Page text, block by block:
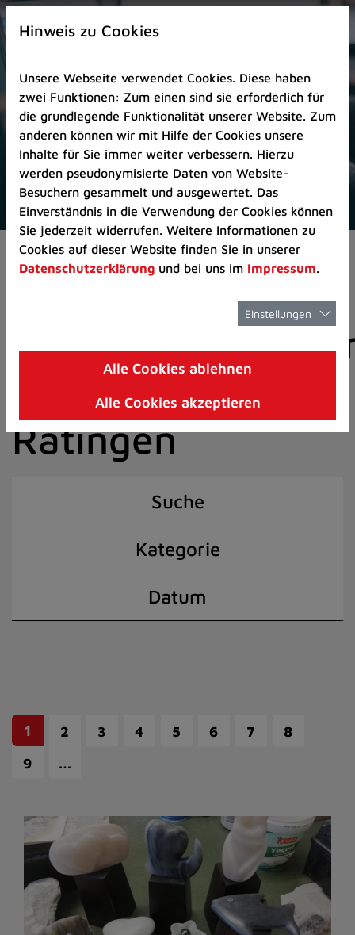
Zur
Startseite
Zum
Seitenanfang
springen
(Schnelltaste
A)
Zur
Navigation/Menü
springen
(Schnelltaste
M)
Zur
8)
I)
Aktuelles Pressemitteilungen
der Stadt
Ratingen
Suche
Kategorie
Datum
1 2 3 4 5 6 7
8
9
…
Hinweis zu Cookies
Unsere Webseite verwendet Cookies. Diese haben
zwei Funktionen: Zum einen sind sie erforderlich für
die grundlegende Funktionalität unserer Website. Zum
anderen können wir mit Hilfe der Cookies unsere
Inhalte für Sie immer weiter verbessern. Hierzu
werden pseudonymisierte Daten von Website-
Besuchern gesammelt und ausgewertet. Das
Einverständnis in die Verwendung der Cookies können
Sie jederzeit widerrufen. Weitere Informationen zu
Cookies auf dieser Website finden Sie in unserer
Datenschutzerklärung und bei uns im Impressum.
Einstellungen
Alle Cookies ablehnen
Alle Cookies akzeptieren